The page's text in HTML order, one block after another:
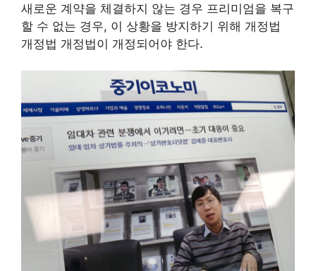
새로운 계약을 체결하지 않는 경우 프리미엄을 복구
할 수 없는 경우, 이 상황을 방지하기 위해 개정법
개정법 개정법이 개정되어야 한다.